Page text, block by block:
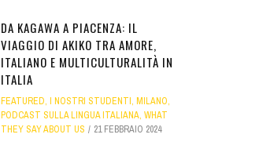
DA KAGAWA A PIACENZA: IL
VIAGGIO DI AKIKO TRA AMORE,
ITALIANO E MULTICULTURALITÀ IN
ITALIA
FEATURED, I NOSTRI STUDENTI, MILANO,
PODCAST SULLA LINGUA ITALIANA, WHAT
THEY SAY ABOUT US
21 FEBBRAIO 2024